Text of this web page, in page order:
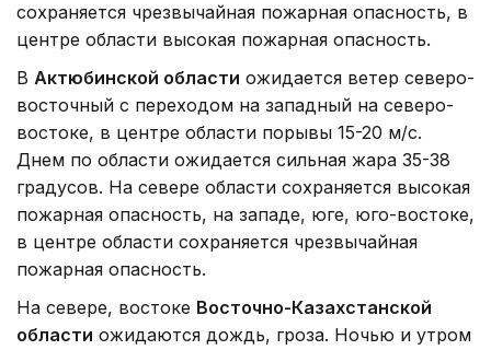
сохраняется чрезвычайная пожарная опасность, в
центре области высокая пожарная опасность.
В Актюбинской области ожидается ветер северо-
восточный с переходом на западный на северо-
востоке, в центре области порывы 15-20 м/с.
Днем по области ожидается сильная жара 35-38
градусов. На севере области сохраняется высокая
пожарная опасность, на западе, юге, юго-востоке,
в центре области сохраняется чрезвычайная
пожарная опасность.
На севере, востоке Восточно-Казахстанской
области ожидаются дождь, гроза. Ночью и утром